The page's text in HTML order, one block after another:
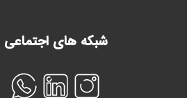
شبکه های اجتماعی